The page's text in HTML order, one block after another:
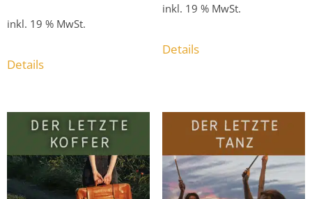
inkl. 19 % MwSt.
Details
inkl. 19 % MwSt.
Details